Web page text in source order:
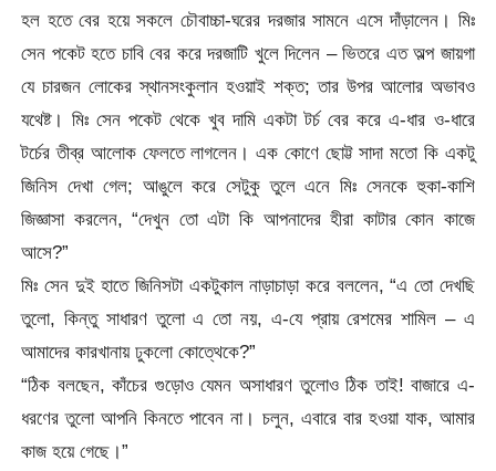
হল হতে বের হয়ে সকলে চৌবাচ্চা-ঘরের দরজার সামনে এসে দাঁড়ালেন। মিঃ
সেন পকেট হতে চাবি বের করে দরজাটি খুলে দিলেন – ভিতরে এত অল্প জায়গা
যে চারজন লোকের স্থানসংকুলান হওয়াই শক্ত; তার উপর আলোর অভাবও
যথেষ্ট। মিঃ সেন পকেট থেকে খুব দামি একটা টর্চ বের করে এ-ধার ও-ধারে
টর্চের তীব্র আলোক ফেলতে লাগলেন। এক কোণে ছোট্ট সাদা মতো কি একটু
জিনিস দেখা গেল; আঙুলে করে সেটুকু তুলে এনে মিঃ সেনকে হুকা-কাশি
জিজ্ঞাসা করলেন, “দেখুন তো এটা কি আপনাদের হীরা কাটার কোন কাজে
আসে?”
মিঃ সেন দুই হাতে জিনিসটা একটুকাল নাড়াচাড়া করে বললেন, “এ তো দেখছি
তুলো, কিন্তু সাধারণ তুলো এ তো নয়, এ-যে প্রায় রেশমের শামিল – এ
আমাদের কারখানায় ঢুকলো কোত্থেকে?”
“ঠিক বলছেন, কাঁচের গুড়োও যেমন অসাধারণ তুলোও ঠিক তাই! বাজারে এ-
ধরণের তুলো আপনি কিনতে পাবেন না। চলুন, এবারে বার হওয়া যাক, আমার
কাজ হয়ে গেছে।”